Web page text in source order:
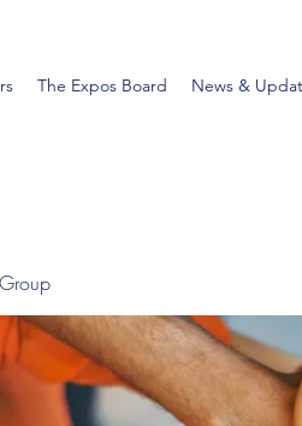
The Expos Board News &
Group